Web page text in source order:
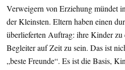
Verweigern von Erziehung mündet
der Kleinsten. Eltern haben einen
überlieferten Auftrag: ihre Kinder zu
Begleiter auf Zeit zu sein. Das ist
„beste Freunde“. Es ist die Basis,